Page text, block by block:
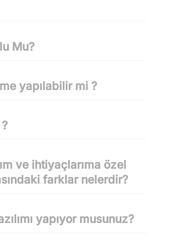
Mu?
yapılabilir mi ?
ve ihtiyaçlarıma özel
farklar nelerdir?
yapıyor musunuz?